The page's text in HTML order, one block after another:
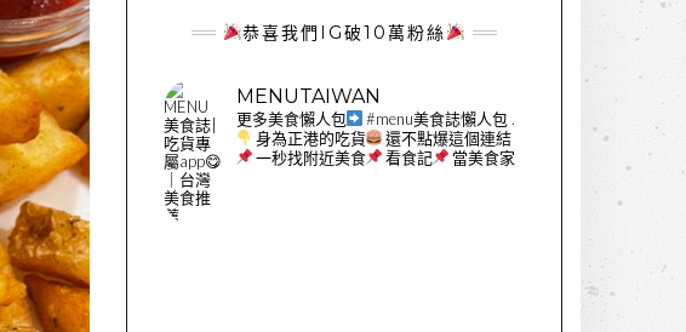
恭喜我們IG破10萬粉絲
MENUTAIWAN
更多美食懶人包 #menu美食誌懶人包 .
身為正港的吃貨
還不點爆這個連結
一秒找附近美食
看食記 當美食家